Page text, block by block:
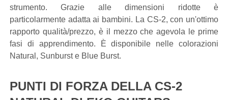
strumento. Grazie alle dimensioni ridotte è
particolarmente adatta ai bambini. La CS-2, con un'ottimo
rapporto qualità/prezzo, è il mezzo che agevola le prime
fasi di apprendimento. È disponibile nelle colorazioni
Natural, Sunburst e Blue Burst.
PUNTI DI FORZA DELLA CS-2